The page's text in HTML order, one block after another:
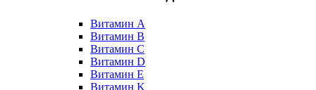
Витамин A
Витамин B
Витамин C
Витамин D
Витамин E
Витамин K